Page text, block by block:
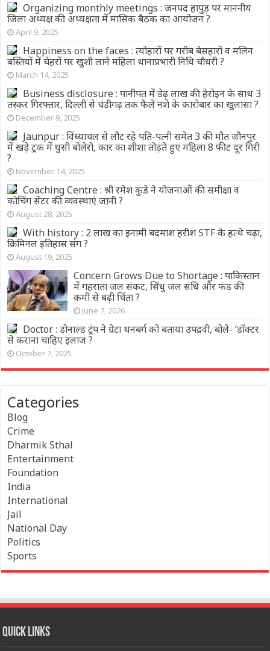
Organizing monthly meetings : जनपद हापुड़ पर माननीय
जिला अध्यक्ष की अध्यक्षता में मासिक बैठक का आयोजन ?
April 9, 2025
Happiness on the faces : त्योहारों पर गरीब बेसहारों व मलिन
बस्तियों में चेहरों पर खुशी लाने महिला थानाप्रभारी निधि चौधरी ?
March 14, 2025
Business disclosure : पानीपत में डेढ़ लाख की हेरोइन के साथ 3
तस्कर गिरफ्तार, दिल्ली से चंडीगढ़ तक फैले नशे के कारोबार का खुलासा ?
December 9, 2025
Jaunpur : विंध्याचल से लौट रहे पति-पत्नी समेत 3 की मौत जौनपुर
में खड़े ट्रक में घुसी बोलेरो, कार का शीशा तोड़ते हुए महिला 8 फीट दूर गिरी
?
November 14, 2025
Coaching Centre : श्री रमेश कुंडे ने योजनाओं की समीक्षा व
कोचिंग सेंटर की व्यवस्थाएं जानी ?
August 28, 2025
With history : 2 लाख का इनामी बदमाश हरीश STF के हत्थे चढ़ा,
क्रिमिनल इतिहास संग ?
August 19, 2025
Concern Grows Due to Shortage : पाकिस्तान
में गहराता जल संकट, सिंधु जल संधि और फंड की
कमी से बढ़ी चिंता ?
June 7, 2026
Doctor : डोनाल्ड ट्रंप ने ग्रेटा थनबर्ग को बताया उपद्रवी, बोले- ‘डॉक्टर
से कराना चाहिए इलाज ?
October 7, 2025
Categories
Blog
Crime
Dharmik Sthal
Entertainment
Foundation
India
International
Jail
National Day
Politics
Sports
Quick Links